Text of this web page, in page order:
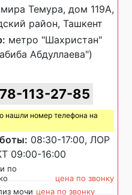
Темура, дом 119А,
район, Ташкент
метро "Шахристан"
Абдуллаева")
113-27-85
нашли номер телефона на
08:30-17:00, ЛОР
09:00-16:00
по
цена по звонку
мочи цена по звонку